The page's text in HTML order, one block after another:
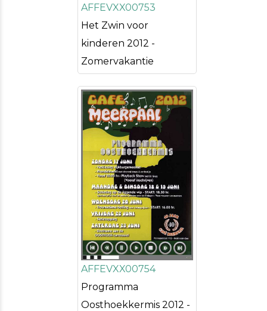
AFFEVXX00753
Het Zwin voor
kinderen 2012 -
Zomervakantie
AFFEVXX00754
Programma
Oosthoekkermis 2012 -